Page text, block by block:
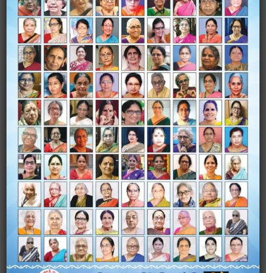
Name *
Email*
Website